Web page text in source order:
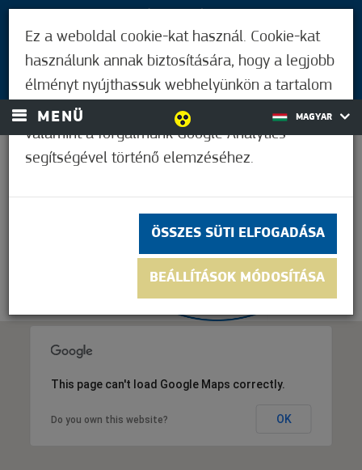
BEJELENTKEZÉS
MENÜ MAGYAR
This page can't load Google Maps correctly.
Do you own this website? OK
Ez a weboldal cookie-kat használ. Cookie-kat
használunk annak biztosítására, hogy a legjobb
élményt nyújthassuk webhelyünkön a tartalom
és a hirdetések személyre szabásához,
valamint a forgalmunk Google Analytics
segítségével történő elemzéséhez.
ÖSSZES SÜTI ELFOGADÁSA
BEÁLLÍTÁSOK MÓDOSÍTÁSA